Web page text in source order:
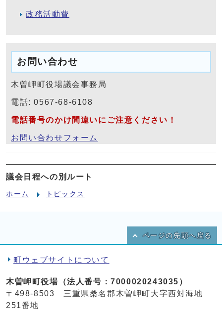
政務活動費
お問い合わせ
木曽岬町役場議会事務局
電話: 0567-68-6108
電話番号のかけ間違いにご注意ください！
お問い合わせフォーム
議会日程への別ルート
ホーム トピックス
ページの先頭へ戻る
町ウェブサイトについて
木曽岬町役場（法人番号：7000020243035）
〒498-8503 三重県桑名郡木曽岬町大字西対海地
251番地